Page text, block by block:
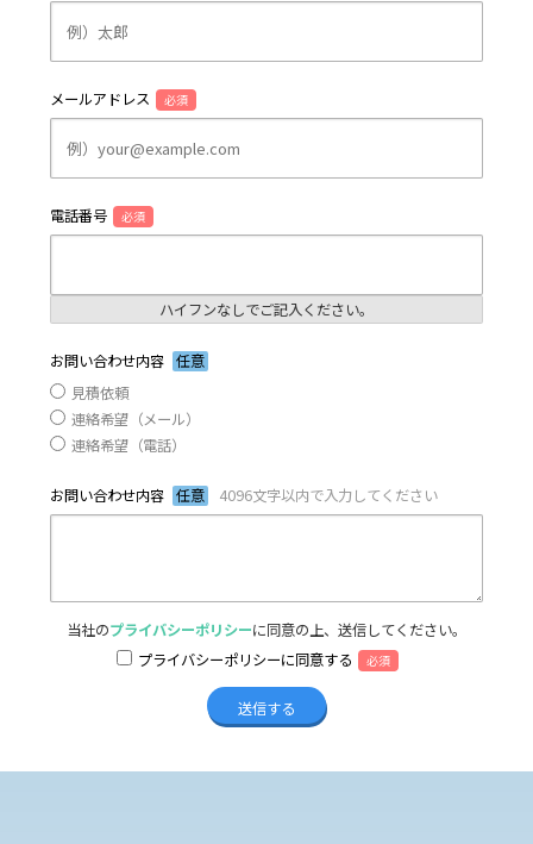
メールアドレス 必須
電話番号 必須
ハイフンなしでご記入ください。
お問い合わせ内容 任意
見積依頼
連絡希望（メール）
連絡希望（電話）
お問い合わせ内容 任意 4096文字以内で入力してください
当社のプライバシーポリシーに同意の上、送信してください。
プライバシーポリシーに同意する
必須